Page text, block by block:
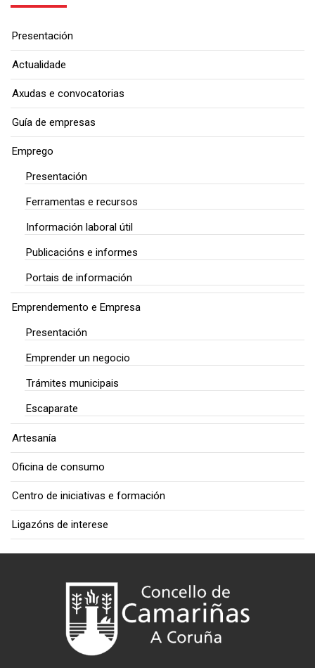
Presentación
Actualidade
Axudas e convocatorias
Guía de empresas
Emprego
Presentación
Ferramentas e recursos
Información laboral útil
Publicacións e informes
Portais de información
Emprendemento e Empresa
Presentación
Emprender un negocio
Trámites municipais
Escaparate
Artesanía
Oficina de consumo
Centro de iniciativas e formación
Ligazóns de interese